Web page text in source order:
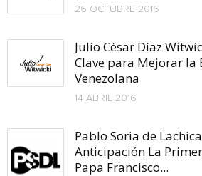
26 OCTUBRE 2016
Julio César Díaz
Clave para Mejorar la
Venezolana
14 ABRIL 2016
Pablo Soria de
Anticipación La
Papa Francisco...